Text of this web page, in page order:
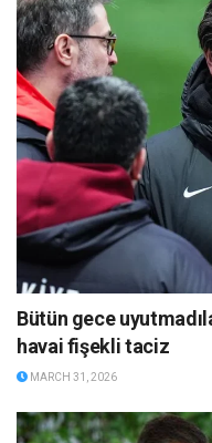
Bütün gece
havai fişekli taciz
MARCH 31, 2026